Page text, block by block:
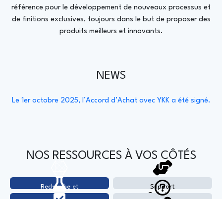
référence pour le développement de nouveaux processus et
de finitions exclusives, toujours dans le but de proposer des
produits meilleurs et innovants.
NEWS
Le 1er octobre 2025, l’Accord d’Achat avec YKK a été signé.
NOS RESSOURCES À VOS CÔTÉS
Recherche et
Développement
Support
Technique